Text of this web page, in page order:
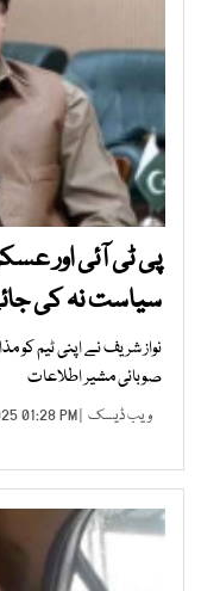
پی ٹی آئی اور
سیاست نہ کی
نواز شریف نے اپنی ٹیم کو
صوبائی مشیر اطلاعات
ویب ڈیسک | JAN 18, 2025 01:28 PM |